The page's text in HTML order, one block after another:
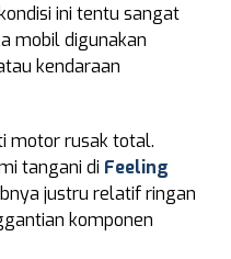
ini tentu sangat
mobil digunakan
kendaraan
motor rusak total.
tangani di Feeling
justru relatif ringan
komponen